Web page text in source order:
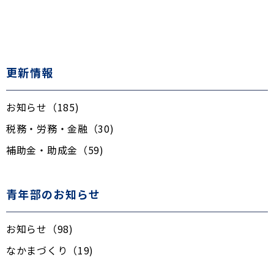
更新情報
お知らせ（185)
税務・労務・金融（30)
補助金・助成金（59)
青年部のお知らせ
お知らせ（98)
なかまづくり（19)